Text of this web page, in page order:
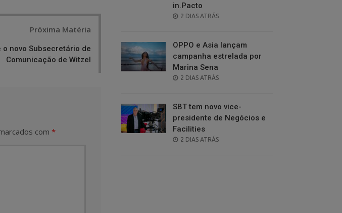
Próxima Matéria
o novo Subsecretário de
Comunicação de Witzel
com *
in.Pacto
POSTED
2 DIAS ATRÁS
OPPO e Asia lançam
campanha estrelada por
Marina Sena
POSTED
2 DIAS ATRÁS
SBT tem novo vice-
presidente de Negócios e
Facilities
POSTED
2 DIAS ATRÁS